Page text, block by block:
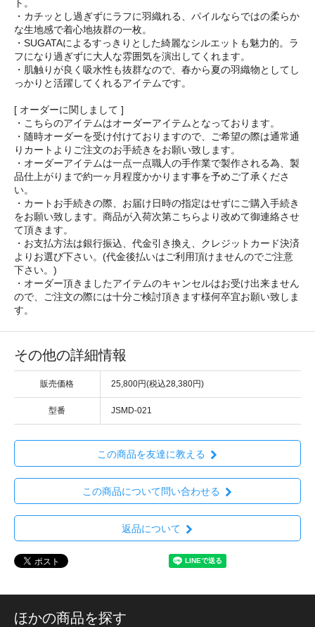
ト。
・カチッとし過ぎずにラフに羽織れる、パイルならではの柔らか
な生地感で着心地抜群の一枚。
・SUGATAによるすっきりとした綺麗なシルエットも魅力的。ラ
フになり過ぎずに大人な雰囲気を演出してくれます。
・肌触りが良く吸水性も抜群なので、春から夏の羽織物としてし
っかりと活躍してくれるアイテムです。
[ オーダーに関しまして ]
・こちらのアイテムはオーダーアイテムとなっております。
・随時オーダーを受け付けておりますので、ご希望の際は通常通
りカートよりご注文のお手続きをお願い致します。
・オーダーアイテムは一点一点職人の手作業で製作される為、製
品仕上がりまで約一ヶ月程度かかります事を予めご了承くださ
い。
・カートお手続きの際、お届け日時の指定はせずにご購入手続き
をお願い致します。商品が入荷次第こちらより改めて御連絡させ
て頂きます。
・お支払方法は銀行振込、代金引き換え、クレジットカード決済
よりお選び下さい。(代金後払いはご利用頂けませんのでご注意
下さい。)
・オーダー頂きましたアイテムのキャンセルはお受け出来ません
ので、ご注文の際には十分ご検討頂きます様何卒宜お願い致しま
す。
その他の詳細情報
販売価格 25,800円(税込28,380円)
型番 JSMD-021
この商品を友達に教える
この商品について問い合わせる
返品について
ほかの商品を探す